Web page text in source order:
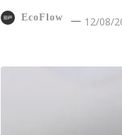
EcoFlow 12/08/